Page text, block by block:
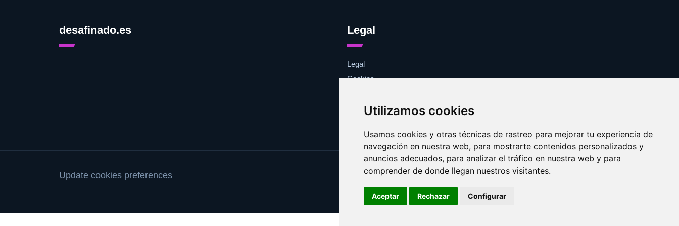
Utilizamos cookies
Usamos cookies y otras técnicas de rastreo para mejorar tu experiencia de
navegación en nuestra web, para mostrarte contenidos personalizados y
anuncios adecuados, para analizar el tráfico en nuestra web y para
comprender de donde llegan nuestros visitantes.
Aceptar Rechazar Configurar
desafinado.es Legal
Legal
Cookies
Update cookies preferences
Copyright © 2025